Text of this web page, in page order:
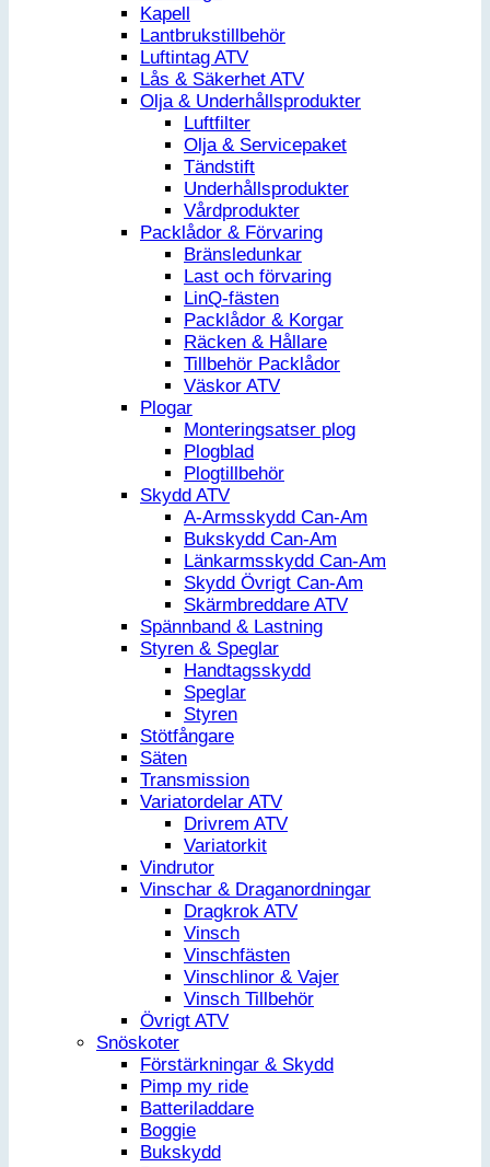
Kapell
Lantbrukstillbehör
Luftintag ATV
Lås & Säkerhet ATV
Olja & Underhållsprodukter
Luftfilter
Olja & Servicepaket
Tändstift
Underhållsprodukter
Vårdprodukter
Packlådor & Förvaring
Bränsledunkar
Last och förvaring
LinQ-fästen
Packlådor & Korgar
Räcken & Hållare
Tillbehör Packlådor
Väskor ATV
Plogar
Monteringsatser plog
Plogblad
Plogtillbehör
Skydd ATV
A-Armsskydd Can-Am
Bukskydd Can-Am
Länkarmsskydd Can-Am
Skydd Övrigt Can-Am
Skärmbreddare ATV
Spännband & Lastning
Styren & Speglar
Handtagsskydd
Speglar
Styren
Stötfångare
Säten
Transmission
Variatordelar ATV
Drivrem ATV
Variatorkit
Vindrutor
Vinschar & Draganordningar
Dragkrok ATV
Vinsch
Vinschfästen
Vinschlinor & Vajer
Vinsch Tillbehör
Övrigt ATV
Snöskoter
Förstärkningar & Skydd
Pimp my ride
Batteriladdare
Boggie
Bukskydd